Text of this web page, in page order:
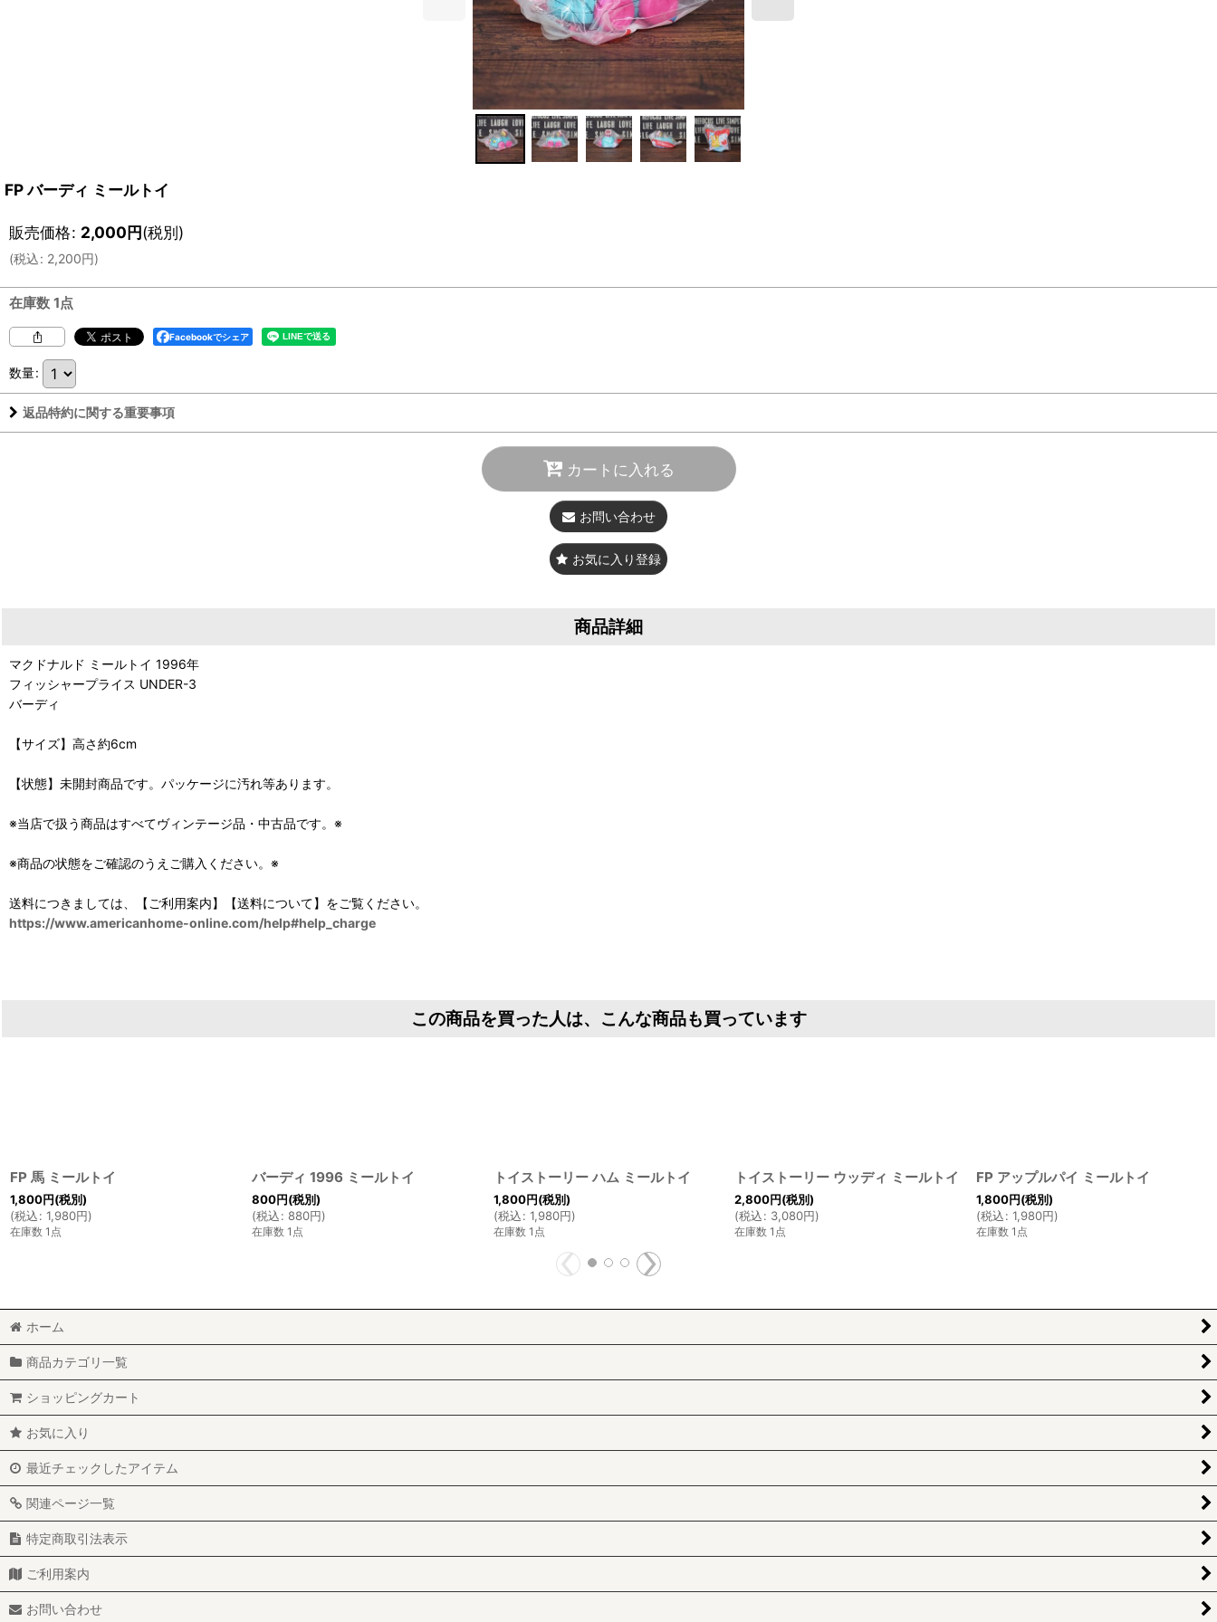
FP バーディ ミールトイ
販売価格: 2,000円(税別)
(税込: 2,200円)
在庫数 1点
Facebookでシェア
数量:
返品特約に関する重要事項
カートに入れる
お問い合わせ
お気に入り登録
商品詳細
マクドナルド ミールトイ 1996年
フィッシャープライス UNDER-3
バーディ
【サイズ】高さ約6cm
【状態】未開封商品です。パッケージに汚れ等あります。
※当店で扱う商品はすべてヴィンテージ品・中古品です。※
※商品の状態をご確認のうえご購入ください。※
送料につきましては、【ご利用案内】【送料について】をご覧ください。
https://www.americanhome-online.com/help#help_charge
この商品を買った人は、こんな商品も買っています
FP 馬 ミールトイ
1,800円(税別)
(税込: 1,980円)
在庫数 1点
バーディ 1996 ミールトイ
800円(税別)
(税込: 880円)
在庫数 1点
トイストーリー ハム ミールトイ
1,800円(税別)
(税込: 1,980円)
在庫数 1点
トイストーリー ウッディ ミールトイ
2,800円(税別)
(税込: 3,080円)
在庫数 1点
FP アップルパイ ミールトイ
1,800円(税別)
(税込: 1,980円)
在庫数 1点
ホーム
商品カテゴリ一覧
ショッピングカート
お気に入り
最近チェックしたアイテム
関連ページ一覧
特定商取引法表示
ご利用案内
お問い合わせ